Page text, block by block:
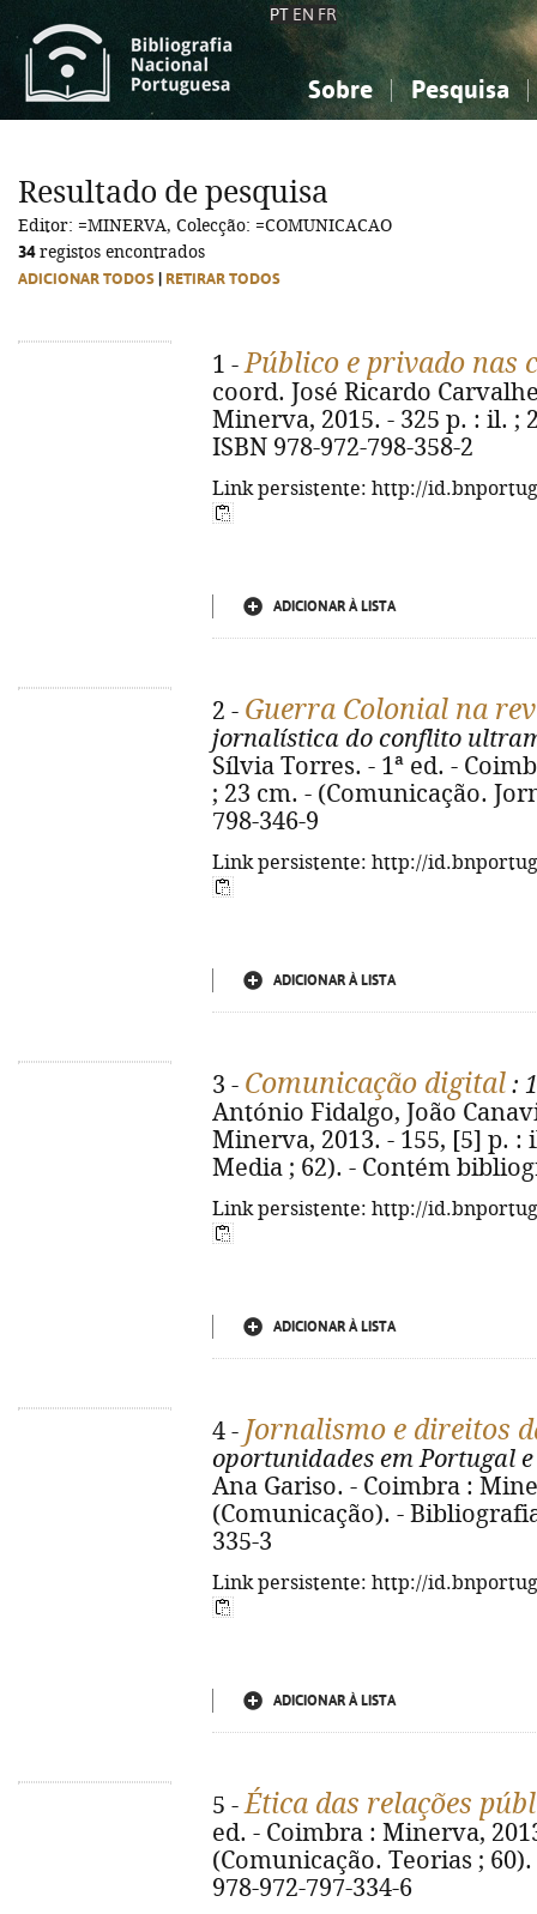
PT EN FR
Sobre Pesquisa
Ciências sociais...
Ciências sociais...
Resultado de pesquisa
Editor: =MINERVA, Colecção: =COMUNICACAO
34registos encontrados
ADICIONAR TODOS RETIRAR TODOS
1 -Público e privado nas
coord. José Ricardo
Minerva, 2015. - 325 p. : il. ;
ISBN 978-972-798-358-2
Link persistente: http://
ADICIONAR À LISTA
2 - Guerra Colonial na
jornalística do conflito
Sílvia Torres. - 1ª ed. -
; 23 cm. - (Comunicação.
798-346-9
Link persistente: http://
ADICIONAR À LISTA
3 - Comunicação digital :
António Fidalgo, João
Minerva, 2013. - 155, [5] p. :
Media ; 62). - Contém
Link persistente: http://
ADICIONAR À LISTA
4 - Jornalismo e direitos
oportunidades em Portugal
Ana Gariso. - Coimbra :
(Comunicação). -
335-3
Link persistente: http://
ADICIONAR À LISTA
5 -Ética das relações
ed. - Coimbra : Minerva,
(Comunicação. Teorias ;
978-972-797-334-6